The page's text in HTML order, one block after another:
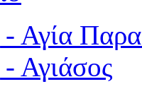
Αγία
Αγιάσος